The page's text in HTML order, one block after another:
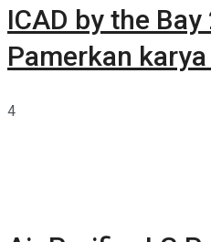
ICAD by the Bay
Pamerkan
4